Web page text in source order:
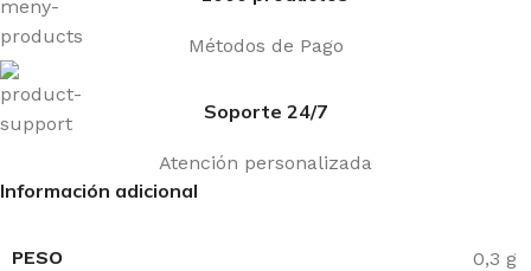
Métodos de Pago
Soporte 24/7
Atención personalizada
Información adicional
PESO 0,3 g